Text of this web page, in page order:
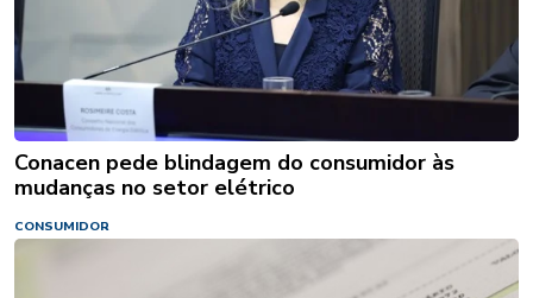
Conacen pede blindagem do consumidor às
mudanças no setor elétrico
CONSUMIDOR